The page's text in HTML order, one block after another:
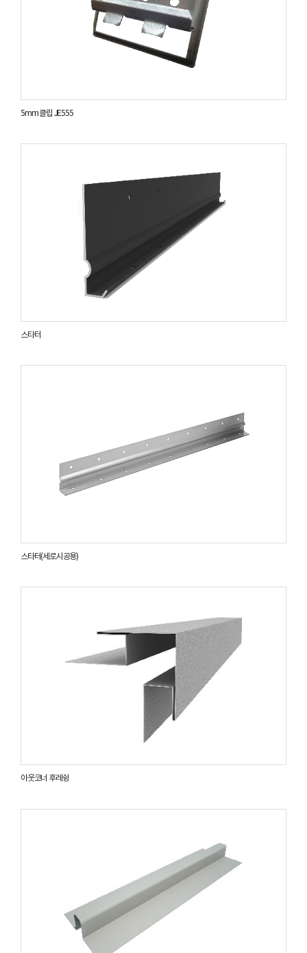
5mm 클립 JE555
스타터
스타터(세로시공용)
아웃코너 후레슁